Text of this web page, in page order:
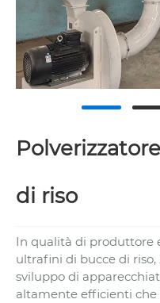
di riso
In qualità di produttore
ultrafini di bucce di
sviluppo di
altamente efficienti